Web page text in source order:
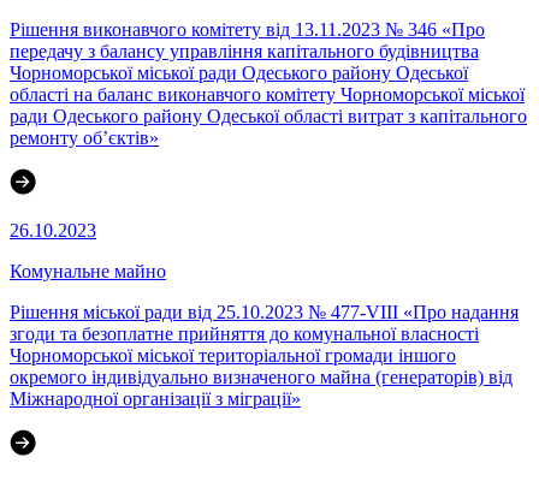
Рішення виконавчого комітету від 13.11.2023 № 346 «Про
передачу з балансу управління капітального будівництва
Чорноморської міської ради Одеського району Одеської
області на баланс виконавчого комітету Чорноморської міської
ради Одеського району Одеської області витрат з капітального
ремонту об’єктів»
26.10.2023
Комунальне майно
Рішення міської ради від 25.10.2023 № 477-VIII «Про надання
згоди та безоплатне прийняття до комунальної власності
Чорноморської міської територіальної громади іншого
окремого індивідуально визначеного майна (генераторів) від
Міжнародної організації з міграції»